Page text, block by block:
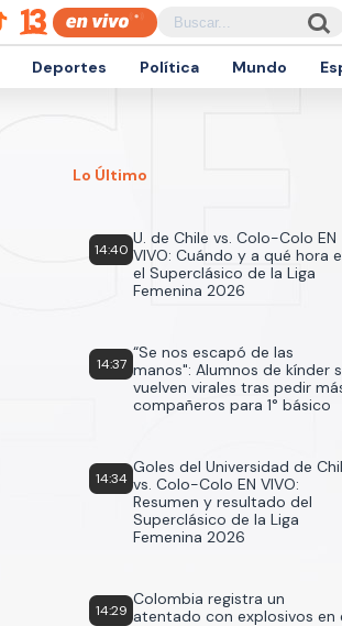
Deportes Política Mundo
Lo Último
14:40
U. de Chile vs. Colo-Colo EN
VIVO: Cuándo y a qué hora
el Superclásico de la Liga
Femenina 2026
14:37
“Se nos escapó de las
manos": Alumnos de kínder
vuelven virales tras pedir
compañeros para 1° básico
14:34
Goles del Universidad de
vs. Colo-Colo EN VIVO:
Resumen y resultado del
Superclásico de la Liga
Femenina 2026
14:29
Colombia registra un
atentado con explosivos en